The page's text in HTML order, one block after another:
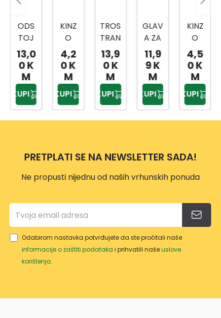
ODS
TOJ
NI
TANJ
UR
13,0
0 K
M
KUPI
KINZ
O
VRTN
E
VEZI
CE
20/1
4,2
0 K
M
KUPI
TROS
TRAN
A
TURP
IJA
ZA
OŠTR
ENJE
13,9
0 K
M
KUPI
GLAV
A ZA
TRIM
ER
VP118
7
11,9
9 K
M
KUPI
KINZ
O
PODL
OGA
ZA
KOLJ
ENA
4,5
0 K
M
KUPI
PRETPLATI SE NA NEWSLETTER SADA!
Ne propusti nijednu od naših vrhunskih ponuda
Odabirom nastavka potvrđujete da ste pročitali naše
informacije o zaštiti podataka i prihvatili našeuslove
korištenja.